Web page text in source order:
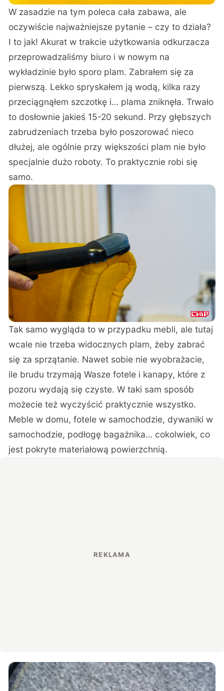
W zasadzie na tym poleca cała zabawa, ale
oczywiście najważniejsze pytanie – czy to działa?
I to jak! Akurat w trakcie użytkowania odkurzacza
przeprowadzaliśmy biuro i w nowym na
wykładzinie było sporo plam. Zabrałem się za
pierwszą. Lekko spryskałem ją wodą, kilka razy
przeciągnąłem szczotkę i… plama zniknęła. Trwało
to dosłownie jakieś 15-20 sekund. Przy głębszych
zabrudzeniach trzeba było poszorować nieco
dłużej, ale ogólnie przy większości plam nie było
specjalnie dużo roboty. To praktycznie robi się
samo.
Tak samo wygląda to w przypadku mebli, ale tutaj
wcale nie trzeba widocznych plam, żeby zabrać
się za sprzątanie. Nawet sobie nie wyobrażacie,
ile brudu trzymają Wasze fotele i kanapy, które z
pozoru wydają się czyste. W taki sam sposób
możecie też wyczyścić praktycznie wszystko.
Meble w domu, fotele w samochodzie, dywaniki w
samochodzie, podłogę bagażnika… cokolwiek, co
jest pokryte materiałową powierzchnią.